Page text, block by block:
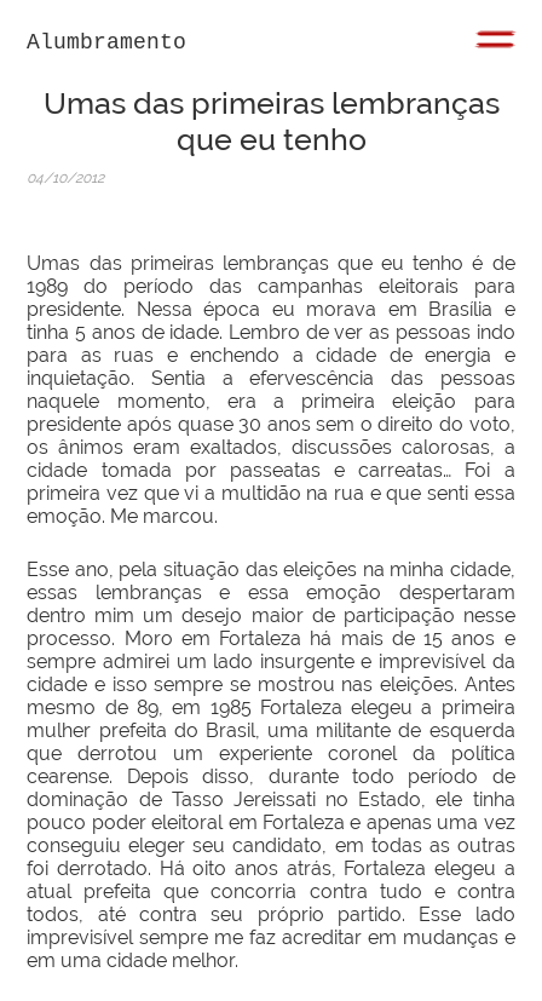
Alumbramento
Umas das primeiras lembranças
que eu tenho
04/10/2012
Umas das primeiras lembranças que eu tenho é de
1989 do período das campanhas eleitorais para
presidente. Nessa época eu morava em Brasília e
tinha 5 anos de idade. Lembro de ver as pessoas indo
para as ruas e enchendo a cidade de energia e
inquietação. Sentia a efervescência das pessoas
naquele momento, era a primeira eleição para
presidente após quase 30 anos sem o direito do voto,
os ânimos eram exaltados, discussões calorosas, a
cidade tomada por passeatas e carreatas… Foi a
primeira vez que vi a multidão na rua e que senti essa
emoção. Me marcou.
Esse ano, pela situação das eleições na minha cidade,
essas lembranças e essa emoção despertaram
dentro mim um desejo maior de participação nesse
processo. Moro em Fortaleza há mais de 15 anos e
sempre admirei um lado insurgente e imprevisível da
cidade e isso sempre se mostrou nas eleições. Antes
mesmo de 89, em 1985 Fortaleza elegeu a primeira
mulher prefeita do Brasil, uma militante de esquerda
que derrotou um experiente coronel da política
cearense. Depois disso, durante todo período de
dominação de Tasso Jereissati no Estado, ele tinha
pouco poder eleitoral em Fortaleza e apenas uma vez
conseguiu eleger seu candidato, em todas as outras
foi derrotado. Há oito anos atrás, Fortaleza elegeu a
atual prefeita que concorria contra tudo e contra
todos, até contra seu próprio partido. Esse lado
imprevisível sempre me faz acreditar em mudanças e
em uma cidade melhor.